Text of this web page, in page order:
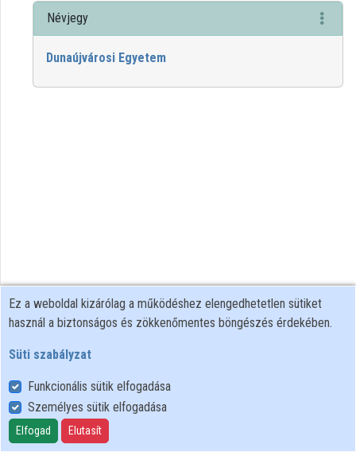
Intézményi felfedezés
Névjegy
Dunaújvárosi Egyetem
Felhasználói szabályzat
Adatkezelési tájékoztató
Süti szabályzat
Ez a weboldal kizárólag a működéshez elengedhetetlen sütiket
használ a biztonságos és zökkenőmentes böngészés érdekében.
Süti szabályzat
Funkcionális sütik elfogadása
Személyes sütik elfogadása
Elfogad Elutasít